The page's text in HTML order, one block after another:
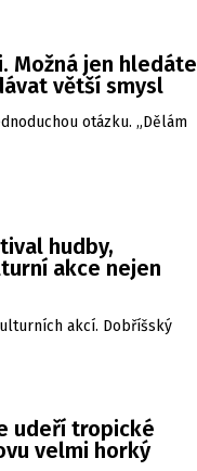
Možná jen hledáte
větší smysl
otázku. „Dělám
hudby,
akce nejen
akcí. Dobříšský
udeří tropické
velmi horký